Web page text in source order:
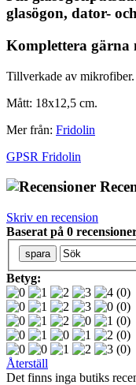
glasögon, dator-
Komplettera gärna
Tillverkade av mikrofiber.
Mått: 18x12,5 cm.
Mer från: Fridolin
GPSR Fridolin
Skriv en recension
Baserat på 0
Betyg:
(0)
(0)
(0)
(0)
(0)
Återställ
Det finns inga butiks